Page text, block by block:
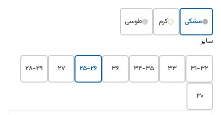
مشکی کرم
طوسی
سایز
31-32
33
34-35
36
25-26
27
28-29
30